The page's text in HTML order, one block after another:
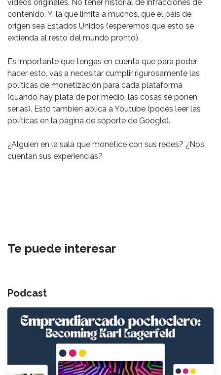
videos originales. No tener historial de infracciones de
contenido. Y, la que limita a muchos, que el país de
origen sea Estados Unidos (esperemos que esto se
extienda al resto del mundo pronto). ⁣
Es importante que tengas en cuenta que para poder
hacer esto, vas a necesitar cumplir rigurosamente las
políticas de monetización para cada plataforma
(cuando hay plata de por medio, las cosas se ponen
serias). Esto también aplica a Youtube (podés leer las
políticas en la página de soporte de Google). ⁣
¿Alguien en la sala que monetice con sus redes? ¿Nos
cuentan sus experiencias?⁣
Te puede interesar
Podcast